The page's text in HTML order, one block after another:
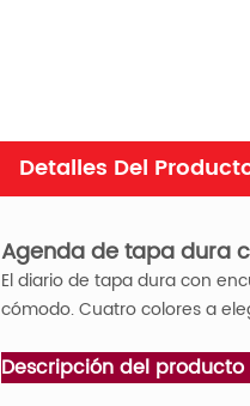
Detalles Del
Agenda de tapa dura
El diario de tapa dura con
cómodo. Cuatro colores a
Descripción del producto